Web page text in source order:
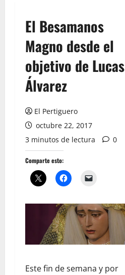
El Besamanos
Magno desde el
objetivo de Lucas
Álvarez
El Pertiguero
octubre 22, 2017
3 minutos de lectura
0
Comparte esto:
Este fin de semana y por